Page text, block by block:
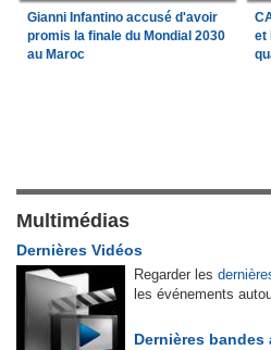
Gianni Infantino accusé d'avoir
promis la finale du Mondial 2030
au Maroc
et
Multimédias
Dernières Vidéos
Regarder les
les événements
Dernières bandes